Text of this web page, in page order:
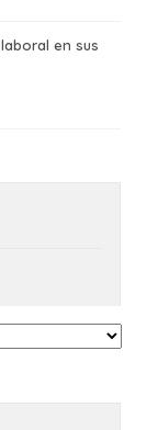
en sus